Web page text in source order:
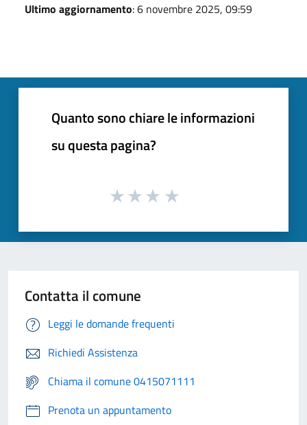
Ultimo aggiornamento: 6 novembre 2025, 09:59
Quanto sono chiare le informazioni
su questa pagina?
Contatta il comune
Leggi le domande frequenti
Richiedi Assistenza
Chiama il comune 0415071111
Prenota un appuntamento